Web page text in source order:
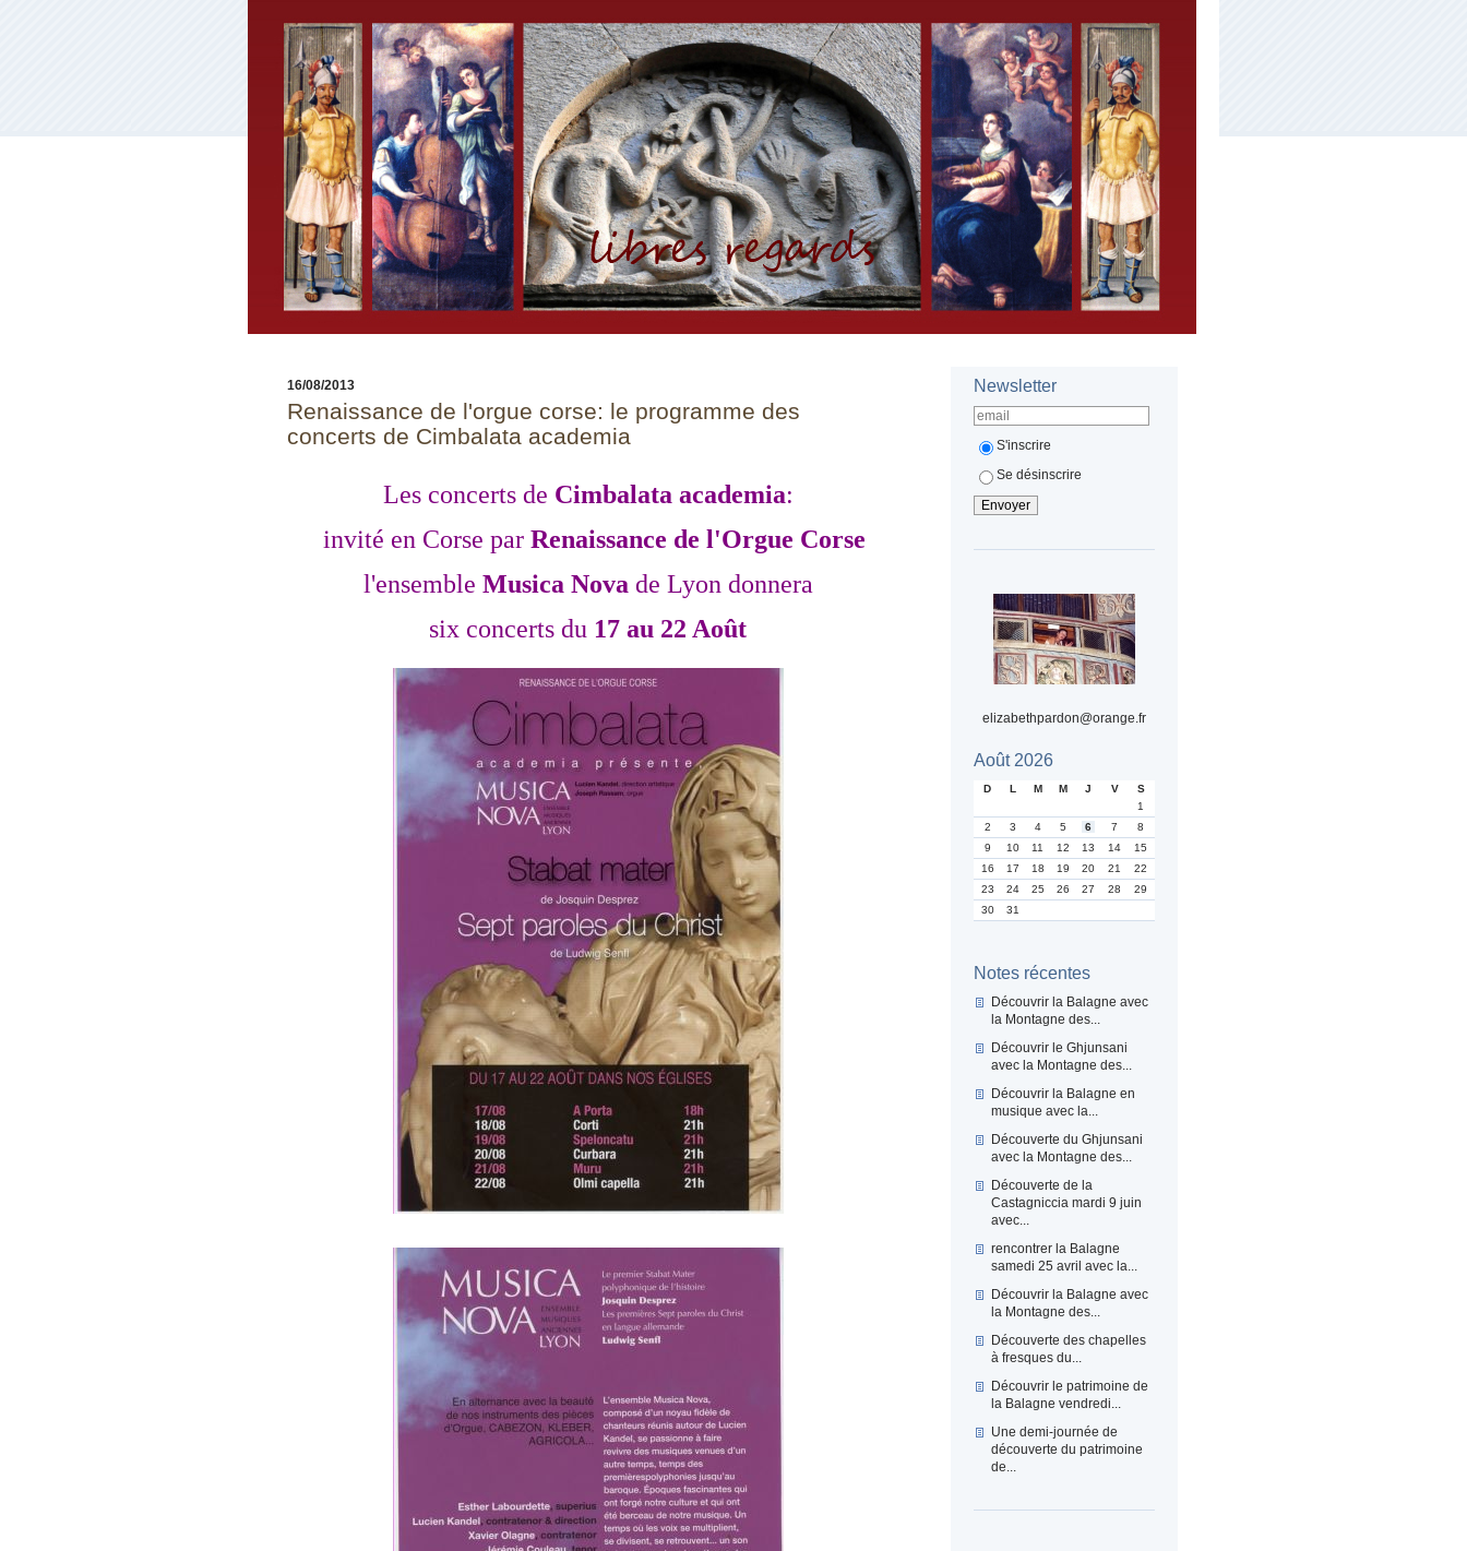
Newsletter
S'inscrire
Se désinscrire
elizabethpardon@orange.fr
Août 2026
D L M M J V
S
1
2
3 4 5 6 7
8
9
10 11 12 13 14
15
16
17 18 19 20 21
22
23
24 25 26 27 28
29
30
31
Notes récentes
Découvrir la Balagne avec
la Montagne des...
Découvrir le Ghjunsani
avec la Montagne des...
Découvrir la Balagne en
musique avec la...
Découverte du Ghjunsani
avec la Montagne des...
Découverte de la
Castagniccia mardi 9 juin
avec...
rencontrer la Balagne
samedi 25 avril avec la...
Découvrir la Balagne avec
la Montagne des...
Découverte des chapelles
à fresques du...
Découvrir le patrimoine de
la Balagne vendredi...
Une demi-journée de
découverte du patrimoine
de...
16/08/2013
Renaissance de l'orgue corse: le programme des
concerts de Cimbalata academia
Les concerts de Cimbalata academia:
invité en Corse par Renaissance de l'Orgue Corse
l'ensemble Musica Nova de Lyon donnera
six concerts du 17 au 22 Août